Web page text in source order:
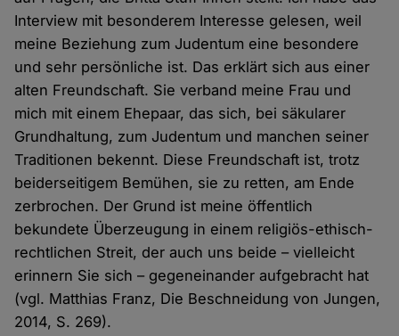
Interview mit besonderem Interesse gelesen, weil
meine Beziehung zum Judentum eine besondere
und sehr persönliche ist. Das erklärt sich aus einer
alten Freundschaft. Sie verband meine Frau und
mich mit einem Ehepaar, das sich, bei säkularer
Grundhaltung, zum Judentum und manchen seiner
Traditionen bekennt. Diese Freundschaft ist, trotz
beiderseitigem Bemühen, sie zu retten, am Ende
zerbrochen. Der Grund ist meine öffentlich
bekundete Überzeugung in einem religiös-ethisch-
rechtlichen Streit, der auch uns beide – vielleicht
erinnern Sie sich – gegeneinander aufgebracht hat
(vgl. Matthias Franz, Die Beschneidung von Jungen,
2014, S. 269).